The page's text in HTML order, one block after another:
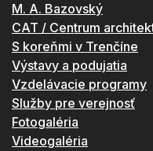
M. A. Bazovský
CAT / Centrum
S koreňmi v Trenčíne
Výstavy a podujatia
Vzdelávacie programy
Služby pre verejnosť
Fotogaléria
Videogaléria